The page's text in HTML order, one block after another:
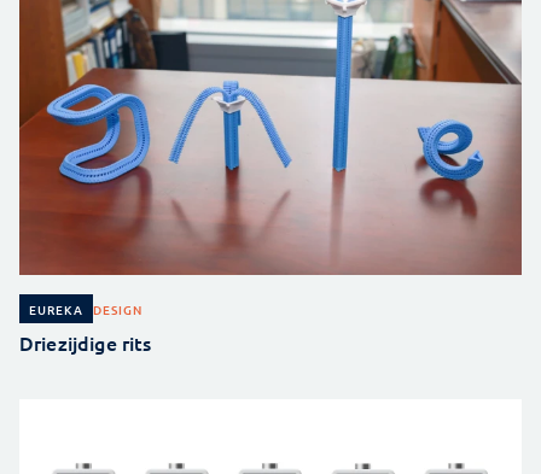
EUREKA DESIGN
Driezijdige rits